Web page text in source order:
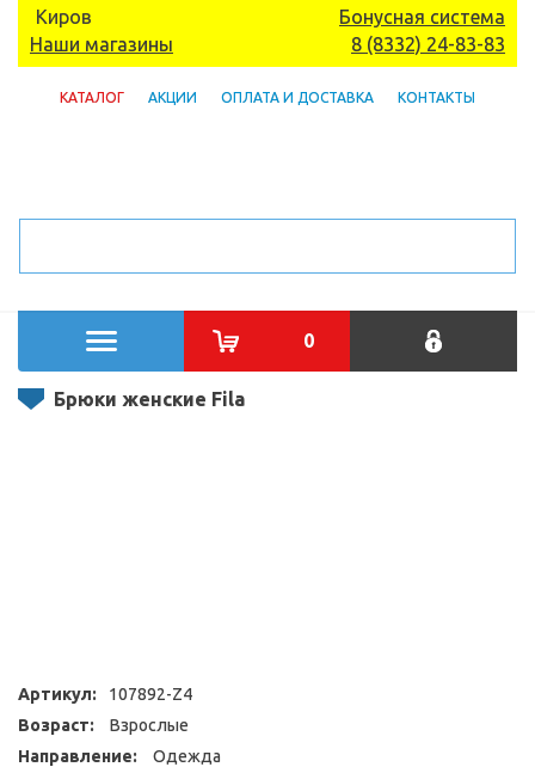
Киров
Наши магазины
Бонусная система
8 (8332) 24-83-83
КАТАЛОГ АКЦИИ ОПЛАТА И ДОСТАВКА КОНТАКТЫ
0
Брюки женские Fila
Артикул:
107892-Z4
Возраст:
Взрослые
Направление:
Одежда